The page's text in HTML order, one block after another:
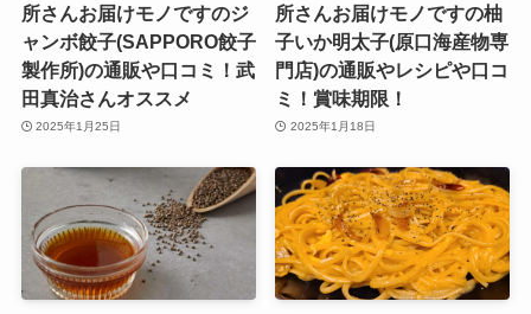
所さんお届けモノですのジ
ャンボ餃子(SAPPORO餃子
製作所)の通販や口コミ！武
田真治さんオススメ
2025年1月25日
所さんお届けモノですの柚
子いか明太子(原口海産物専
門店)の通販やレシピや口コ
ミ！賞味期限！
2025年1月18日